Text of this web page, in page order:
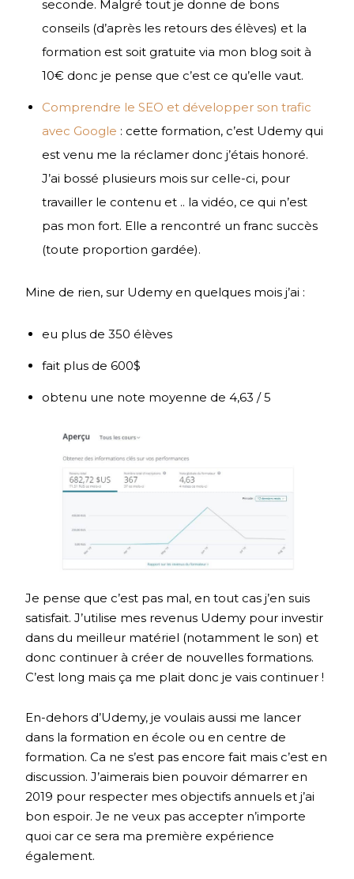
seconde. Malgré tout je donne de bons
conseils (d’après les retours des élèves) et la
formation est soit gratuite via mon blog soit à
10€ donc je pense que c’est ce qu’elle vaut.
Comprendre le SEO et développer son trafic
avec Google : cette formation, c’est Udemy qui
est venu me la réclamer donc j’étais honoré.
J’ai bossé plusieurs mois sur celle-ci, pour
travailler le contenu et .. la vidéo, ce qui n’est
pas mon fort. Elle a rencontré un franc succès
(toute proportion gardée).
Mine de rien, sur Udemy en quelques mois j’ai :
eu plus de 350 élèves
fait plus de 600$
obtenu une note moyenne de 4,63 / 5
Je pense que c’est pas mal, en tout cas j’en suis
satisfait. J’utilise mes revenus Udemy pour investir
dans du meilleur matériel (notamment le son) et
donc continuer à créer de nouvelles formations.
C’est long mais ça me plait donc je vais continuer !
En-dehors d’Udemy, je voulais aussi me lancer
dans la formation en école ou en centre de
formation. Ca ne s’est pas encore fait mais c’est en
discussion. J’aimerais bien pouvoir démarrer en
2019 pour respecter mes objectifs annuels et j’ai
bon espoir. Je ne veux pas accepter n’importe
quoi car ce sera ma première expérience
également.